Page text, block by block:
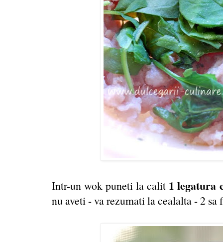
Intr-un wok puneti la calit 1 legatura
nu aveti - va rezumati la cealalta - 2 sa